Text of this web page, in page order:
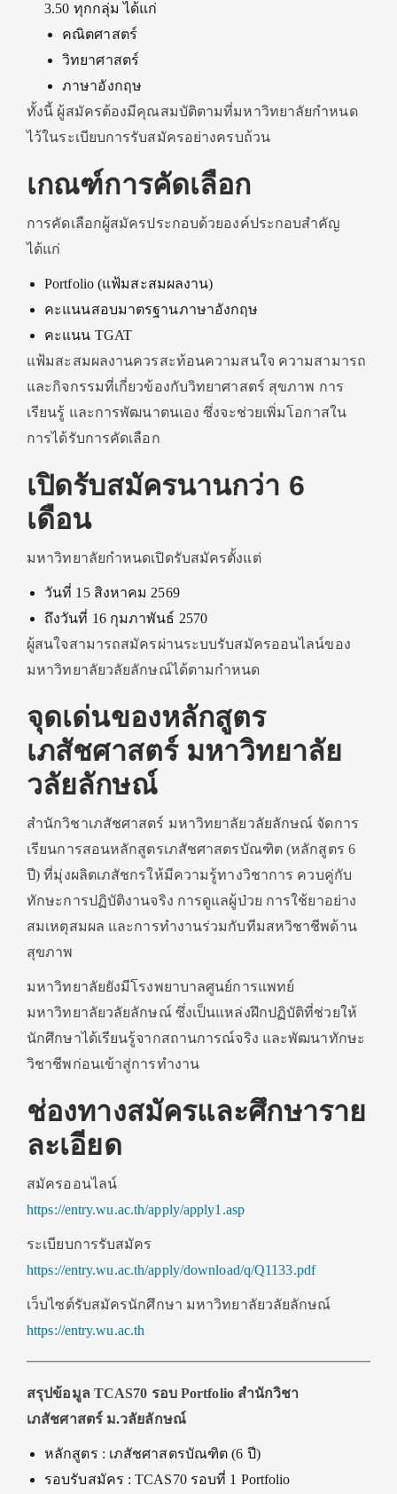
3.50 ทุกกลุ่ม ได้แก่
คณิตศาสตร์
วิทยาศาสตร์
ภาษาอังกฤษ
ทั้งนี้ ผู้สมัครต้องมีคุณสมบัติตามที่มหาวิทยาลัยกำหนด
ไว้ในระเบียบการรับสมัครอย่างครบถ้วน
เกณฑ์การคัดเลือก
การคัดเลือกผู้สมัครประกอบด้วยองค์ประกอบสำคัญ
ได้แก่
Portfolio (แฟ้มสะสมผลงาน)
คะแนนสอบมาตรฐานภาษาอังกฤษ
คะแนน TGAT
แฟ้มสะสมผลงานควรสะท้อนความสนใจ ความสามารถ
และกิจกรรมที่เกี่ยวข้องกับวิทยาศาสตร์ สุขภาพ การ
เรียนรู้ และการพัฒนาตนเอง ซึ่งจะช่วยเพิ่มโอกาสใน
การได้รับการคัดเลือก
เปิดรับสมัครนานกว่า 6
เดือน
มหาวิทยาลัยกำหนดเปิดรับสมัครตั้งแต่
วันที่ 15 สิงหาคม 2569
ถึงวันที่ 16 กุมภาพันธ์ 2570
ผู้สนใจสามารถสมัครผ่านระบบรับสมัครออนไลน์ของ
มหาวิทยาลัยวลัยลักษณ์ได้ตามกำหนด
จุดเด่นของหลักสูตร
เภสัชศาสตร์ มหาวิทยาลัย
วลัยลักษณ์
สำนักวิชาเภสัชศาสตร์ มหาวิทยาลัยวลัยลักษณ์ จัดการ
เรียนการสอนหลักสูตรเภสัชศาสตรบัณฑิต (หลักสูตร 6
ปี) ที่มุ่งผลิตเภสัชกรให้มีความรู้ทางวิชาการ ควบคู่กับ
ทักษะการปฏิบัติงานจริง การดูแลผู้ป่วย การใช้ยาอย่าง
สมเหตุสมผล และการทำงานร่วมกับทีมสหวิชาชีพด้าน
สุขภาพ
มหาวิทยาลัยยังมีโรงพยาบาลศูนย์การแพทย์
มหาวิทยาลัยวลัยลักษณ์ ซึ่งเป็นแหล่งฝึกปฏิบัติที่ช่วยให้
นักศึกษาได้เรียนรู้จากสถานการณ์จริง และพัฒนาทักษะ
วิชาชีพก่อนเข้าสู่การทำงาน
ช่องทางสมัครและศึกษาราย
ละเอียด
สมัครออนไลน์
https://entry.wu.ac.th/apply/apply1.asp
ระเบียบการรับสมัคร
https://entry.wu.ac.th/apply/download/q/Q1133.pdf
เว็บไซต์รับสมัครนักศึกษา มหาวิทยาลัยวลัยลักษณ์
https://entry.wu.ac.th
สรุปข้อมูล TCAS70 รอบ Portfolio สำนักวิชา
เภสัชศาสตร์ ม.วลัยลักษณ์
หลักสูตร : เภสัชศาสตรบัณฑิต (6 ปี)
รอบรับสมัคร : TCAS70 รอบที่ 1 Portfolio